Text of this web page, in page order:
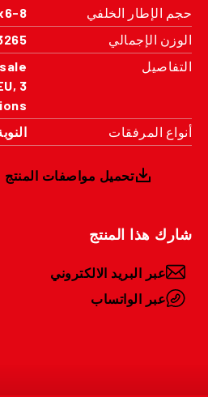
حجم الإطار الخلفي
8
الوزن الإجمالي
kg
التفاصيل
3
أنواع المرفقات
تحميل مواصفات المنتج
شارك هذا المنتج
عبر البريد الالكتروني
عبر الواتساب